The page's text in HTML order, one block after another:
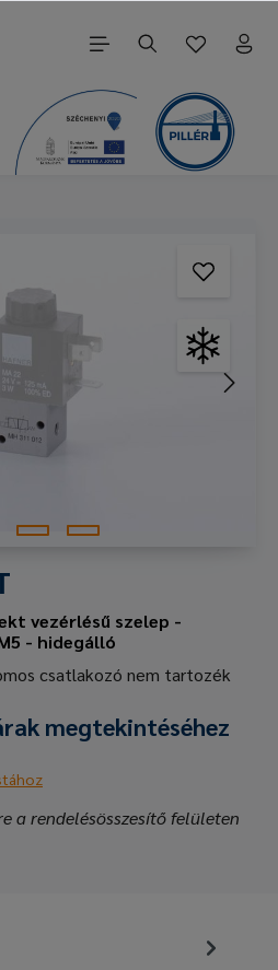
vezérlésű szelep -
- hidegálló
csatlakozó nem tartozék
megtekintéséhez
a rendelésösszesítő felületen